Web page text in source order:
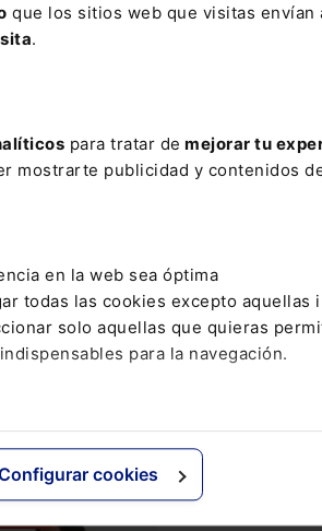
que los sitios web que visitas envían
.
para tratar de mejorar tu
mostrarte publicidad y contenidos
en la web sea óptima
todas las cookies excepto aquellas
solo aquellas que quieras
para la navegación.
cookies
25 de abril de 2025).
Innovación y
nombra,
la Dirección General de
de abril de 2025).
COMENTAR